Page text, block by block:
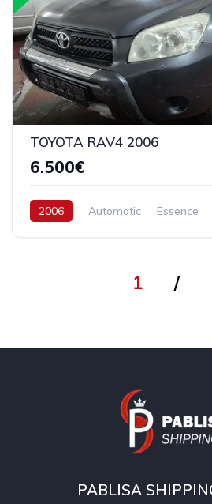
TOYOTA RAV4 2006
6.500€
2006 Automatic Essence
1 /
PABLISA